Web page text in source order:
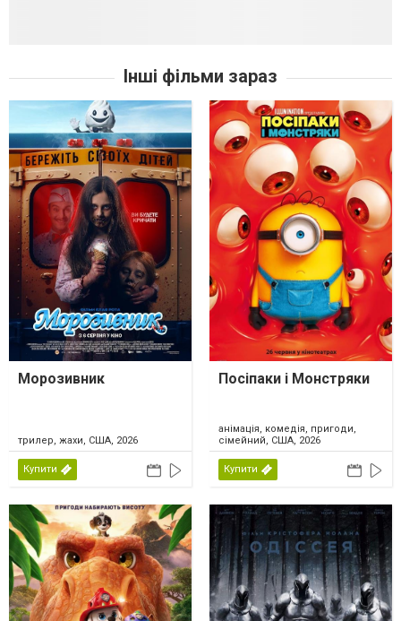
Інші фільми зараз
Морозивник
трилер, жахи, США, 2026
Купити
Посіпаки і Монстряки
анімація, комедія, пригоди,
сімейний, США, 2026
Купити